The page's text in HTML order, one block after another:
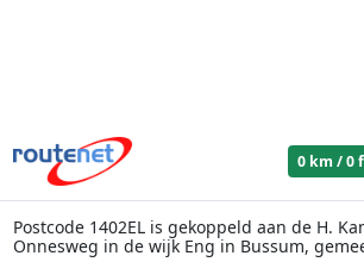
0 km / 0
Postcode 1402EL is gekoppeld aan de H.
Onnesweg in de wijk Eng in Bussum,